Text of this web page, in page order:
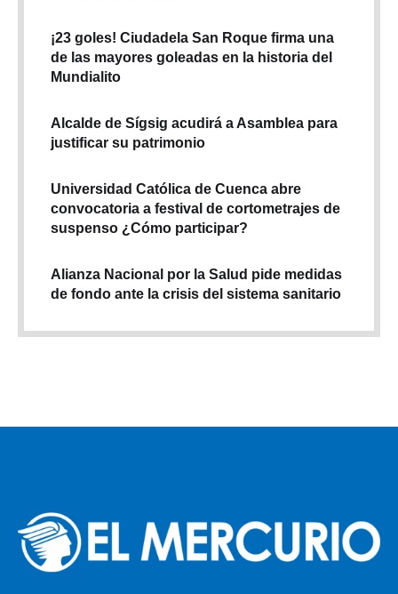
¡23 goles! Ciudadela San Roque firma una
de las mayores goleadas en la historia del
Mundialito
Alcalde de Sígsig acudirá a Asamblea para
justificar su patrimonio
Universidad Católica de Cuenca abre
convocatoria a festival de cortometrajes de
suspenso ¿Cómo participar?
Alianza Nacional por la Salud pide medidas
de fondo ante la crisis del sistema sanitario